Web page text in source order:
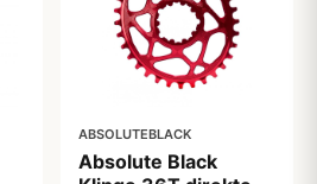
ABSOLUTEBLACK
Absolute Black